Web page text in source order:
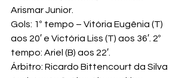
Arismar Junior.
Gols: 1º tempo – Vitória Eugênia (T)
aos 20′ e Victória Liss (T) aos 36′. 2º
tempo: Ariel (B) aos 22′.
Árbitro: Ricardo Bittencourt da Silva